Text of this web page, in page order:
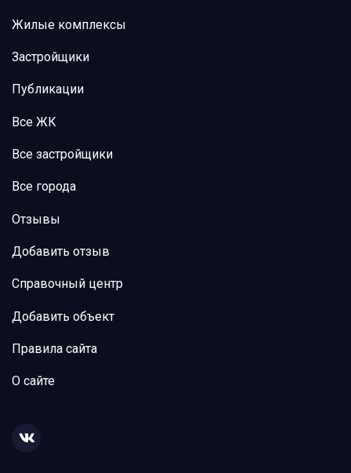
Жилые комплексы
Застройщики
Публикации
Все ЖК
Все застройщики
Все города
Отзывы
Добавить отзыв
Справочный центр
Добавить объект
Правила сайта
О сайте